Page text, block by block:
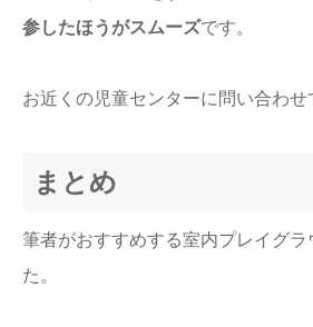
参したほうがスムーズです。
お近くの児童センターに問い合わせ
まとめ
筆者がおすすめする室内プレイグラ
た。